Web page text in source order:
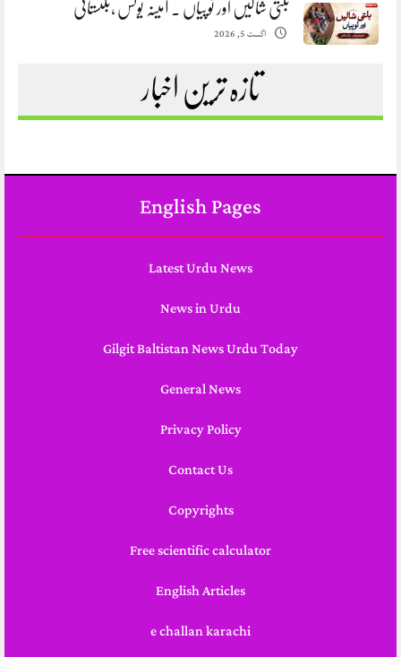
بلتی شالیں اور ٹوپیاں . آمینہ یونس ،بلتستانی
اگست 5, 2026
تازہ ترین اخبار
English Pages
Latest Urdu News
News in Urdu
Gilgit Baltistan News Urdu Today
General News
Privacy Policy
Contact Us
Copyrights
Free scientific calculator
English Articles
e challan karachi